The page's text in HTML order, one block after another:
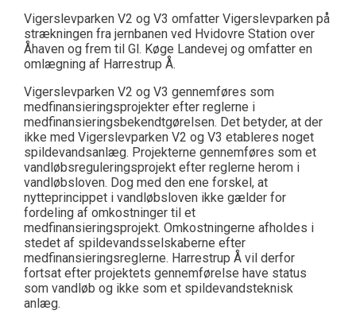
Vigerslevparken V2 og V3 omfatter Vigerslevparken på
strækningen fra jernbanen ved Hvidovre Station over
Åhaven og frem til Gl. Køge Landevej og omfatter en
omlægning af Harrestrup Å.
Vigerslevparken V2 og V3 gennemføres som
medfinansieringsprojekter efter reglerne i
medfinansieringsbekendtgørelsen. Det betyder, at der
ikke med Vigerslevparken V2 og V3 etableres noget
spildevandsanlæg. Projekterne gennemføres som et
vandløbsreguleringsprojekt efter reglerne herom i
vandløbsloven. Dog med den ene forskel, at
nytteprincippet i vandløbsloven ikke gælder for
fordeling af omkostninger til et
medfinansieringsprojekt. Omkostningerne afholdes i
stedet af spildevandsselskaberne efter
medfinansieringsreglerne. Harrestrup Å vil derfor
fortsat efter projektets gennemførelse have status
som vandløb og ikke som et spildevandsteknisk
anlæg.